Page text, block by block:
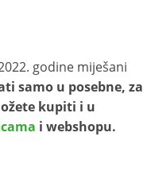
godine miješani
samo u posebne, za
kupiti i u
i webshopu.